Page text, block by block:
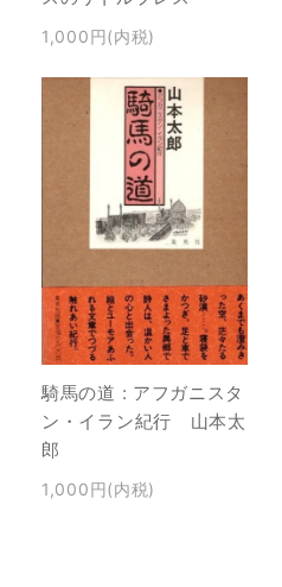
1,000円(内税)
騎馬の道 : アフガニスタ
ン・イラン紀行 山本太
郎
1,000円(内税)